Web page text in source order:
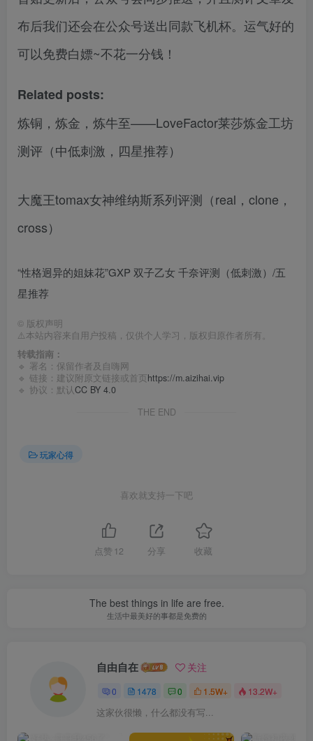
布后我们还会在公众号送出同款飞机杯。运气好的
可以免费白嫖~不花一分钱！
Related posts:
炼铜，炼金，炼牛至——LoveFactor莱莎炼金工坊
测评（中低刺激，四星推荐）
大魔王tomax女神维纳斯系列评测（real，clone，
cross）
“性格迥异的姐妹花”GXP 双子乙女 千奈评测（低刺激）/五
星推荐
© 版权声明
⚠️本站内容来自用户投稿，仅供个人学习，版权归原作者所有。
转载指南：
🔹 署名：保留作者及 自嗨网
🔹 链接：建议附原文链接或首页https://m.aizihai.vip
🔹 协议：默认CC BY 4.0
THE END
玩家心得
喜欢就支持一下吧
点赞 12 分享 收藏
The best things in life are free.
生活中最美好的事都是免费的
自由自在 关注
0 1478 0 1.5W+ 13.2W+
这家伙很懒，什么都没有写...